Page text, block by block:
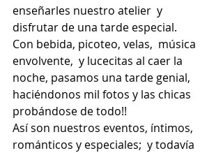
enseñarles nuestro atelier  y
disfrutar de una tarde especial.
Con bebida, picoteo, velas,  música
envolvente,  y lucecitas al caer la
noche, pasamos una tarde genial,
haciéndonos mil fotos y las chicas
probándose de todo!!
Así son nuestros eventos, íntimos,
románticos y especiales;  y todavía